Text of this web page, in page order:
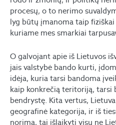
procesų, o to nerimo
lyg būtų įmanoma taip
kuriame mes smarkiai
O galvojant apie iš Lietuvos
jais valstybė bando kurti,
idėja, kuria tarsi bandoma
kaip konkrečią teritoriją, tarsi
bendrystę. Kita vertus,
geografinė kategorija, ir iš
norima, tai išlaikyti visų ne